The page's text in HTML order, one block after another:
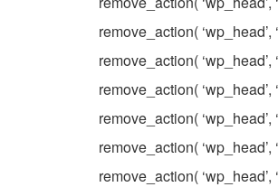
remove_action(
remove_action(
remove_action(
remove_action(
remove_action(
remove_action(